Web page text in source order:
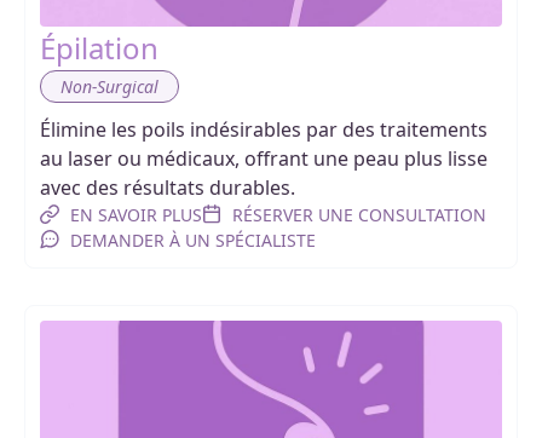
Épilation
Non-Surgical
Élimine les poils indésirables par des traitements
au laser ou médicaux, offrant une peau plus lisse
avec des résultats durables.
EN SAVOIR PLUS
RÉSERVER UNE CONSULTATION
DEMANDER À UN SPÉCIALISTE